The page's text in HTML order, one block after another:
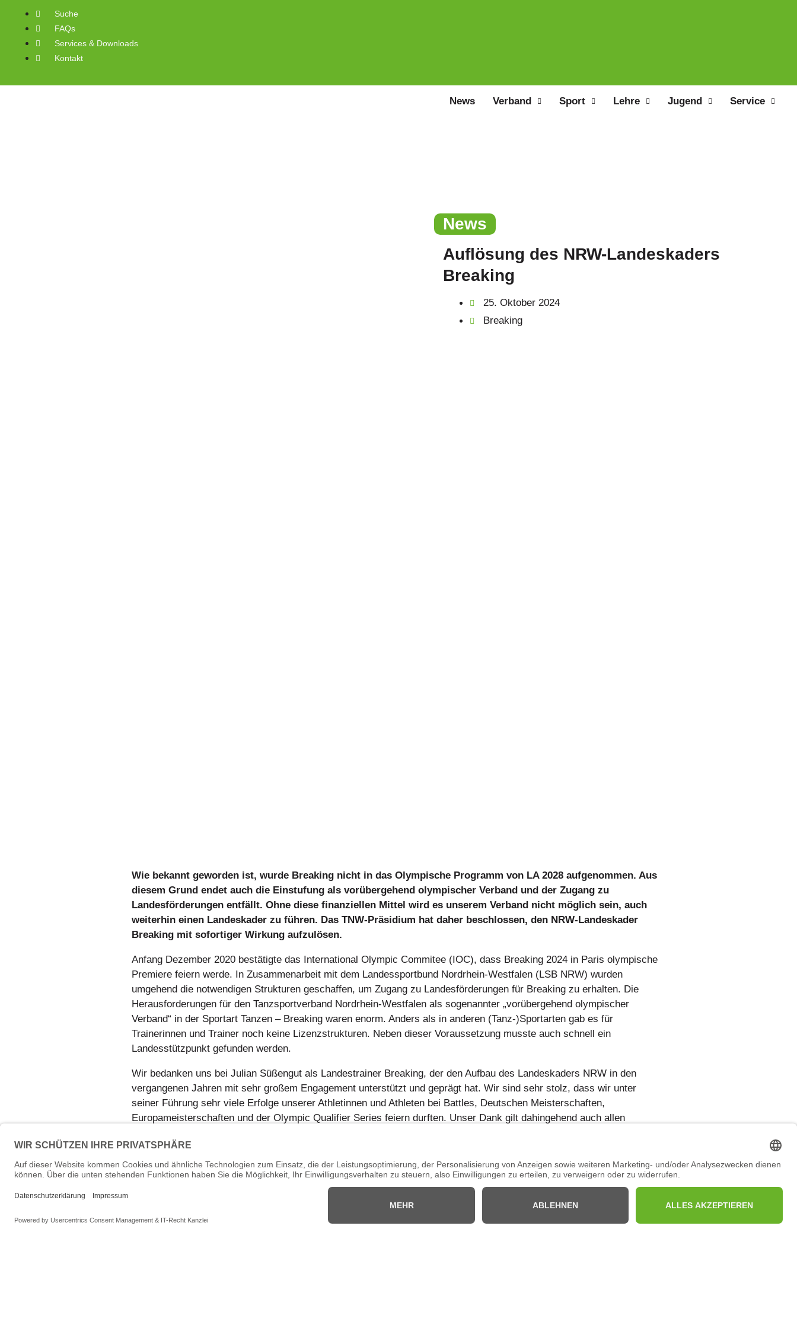
Suche
FAQs
Services & Downloads
Kontakt
News Verband Sport Lehre Jugend Service
News
Auflösung des NRW-Landeskaders
Breaking
25. Oktober 2024
Breaking
Wie bekannt geworden ist, wurde Breaking nicht in das Olympische Programm von LA 2028 aufgenommen. Aus
diesem Grund endet auch die Einstufung als vorübergehend olympischer Verband und der Zugang zu
Landesförderungen entfällt. Ohne diese finanziellen Mittel wird es unserem Verband nicht möglich sein, auch
weiterhin einen Landeskader zu führen. Das TNW-Präsidium hat daher beschlossen, den NRW-Landeskader
Breaking mit sofortiger Wirkung aufzulösen.
Anfang Dezember 2020 bestätigte das International Olympic Commitee (IOC), dass Breaking 2024 in Paris olympische
Premiere feiern werde. In Zusammenarbeit mit dem Landessportbund Nordrhein-Westfalen (LSB NRW) wurden
umgehend die notwendigen Strukturen geschaffen, um Zugang zu Landesförderungen für Breaking zu erhalten. Die
Herausforderungen für den Tanzsportverband Nordrhein-Westfalen als sogenannter „vorübergehend olympischer
Verband“ in der Sportart Tanzen – Breaking waren enorm. Anders als in anderen (Tanz-)Sportarten gab es für
Trainerinnen und Trainer noch keine Lizenzstrukturen. Neben dieser Voraussetzung musste auch schnell ein
Landesstützpunkt gefunden werden.
Wir bedanken uns bei Julian Süßengut als Landestrainer Breaking, der den Aufbau des Landeskaders NRW in den
vergangenen Jahren mit sehr großem Engagement unterstützt und geprägt hat. Wir sind sehr stolz, dass wir unter
seiner Führung sehr viele Erfolge unserer Athletinnen und Athleten bei Battles, Deutschen Meisterschaften,
Europameisterschaften und der Olympic Qualifier Series feiern durften. Unser Dank gilt dahingehend auch allen
uns beim Boston-Club Düsseldorf, der unserem Landeskader in den vergangenen Jahren als Landesstützpunkt eine
Heimat geboten hat. Unser Dank gilt auch Torsten Schröder, der das Landestrainer-Team in den vergangenen Monaten
mit seiner überfachlichen Mitwirkung ergänzt hat.
Selbstverständlich wird der TNW die Athletinnen und Athleten in Bezug auf den Leistungssport (u. a. Teilnahme an
Battles) auch weiterhin administrativ unterstützen und den Mitgliedsvereinen im TNW als Ansprechpartner zur Verfügung